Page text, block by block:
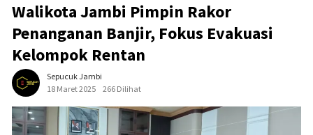
Walikota Jambi Pimpin Rakor
Penanganan Banjir, Fokus Evakuasi
Kelompok Rentan
Sepucuk Jambi
18 Maret 2025
266 Dilihat